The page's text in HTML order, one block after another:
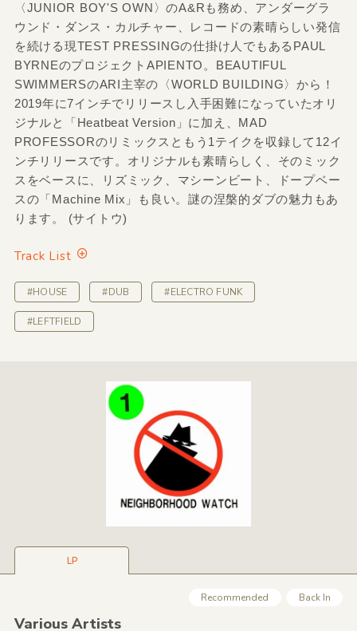
〈JUNIOR BOY'S OWN〉のA&Rも務め、アンダーグラ
ウンド・ダンス・カルチャー、レコードの素晴らしい発信
を続ける現TEST PRESSINGの仕掛け人でもあるPAUL
BYRNEのプロジェクトAPIENTO。BEAUTIFUL
SWIMMERSのARI主宰の〈WORLD BUILDING〉から！
2019年に7インチでリリースし入手困難になっていたオリ
ジナルと「Heatbeat Version」に加え、MAD
PROFESSORのリミックスともう1テイクを収録して12イ
ンチリリースです。オリジナルも素晴らしく、そのミック
スをベースに、リズミック、マシーンビート、ドープベー
スの「Machine Mix」も良い。謎の涅槃的ダブの魅力もあ
ります。 (サイトウ)
Track List
#HOUSE #DUB #ELECTRO FUNK
#LEFTFIELD
LP
Recommended Back In
Various Artists